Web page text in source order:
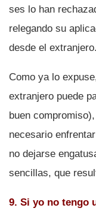
ses lo han
relegando su
desde el extranjero.
Como ya lo
extranjero puede
buen
necesario
no dejarse
sencillas, que
9. Si yo no tengo